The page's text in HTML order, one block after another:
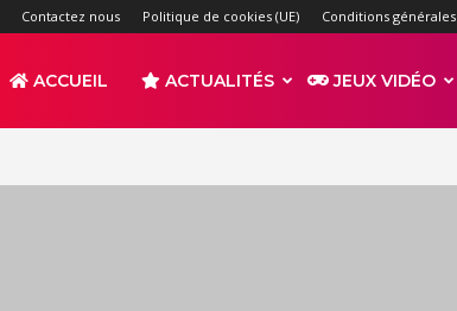
Contactez nous Politique de cookies (UE) Conditions générales
ACCUEIL ACTUALITÉS JEUX VIDÉO